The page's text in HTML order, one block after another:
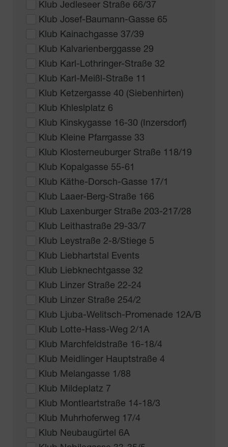
Klub Jedleseer Straße 66/37
Klub Josef-Baumann-Gasse 65
Klub Kainachgasse 37/39
Klub Kalvarienberggasse 29
Klub Karl-Lothringer-Straße 32
Klub Karl-Meißl-Straße 11
Klub Ketzergasse 40 (Siebenhirten)
Klub Khleslplatz 6
Klub Kinskygasse 16-30 (Inzersdorf)
Klub Kleine Pfarrgasse 33
Klub Klosterneuburger Straße 118/19
Klub Kopalgasse 55-61
Klub Käthe-Dorsch-Gasse 17/1
Klub Laaer-Berg-Straße 166
Klub Laxenburger Straße 203-217/28
Klub Leithastraße 29-33/7
Klub Leystraße 2-8/Stiege 5
Klub Liebhartstal Events
Klub Liebknechtgasse 32
Klub Linzer Straße 22-24
Klub Linzer Straße 254/2
Klub Ljuba-Welitsch-Promenade 12A/B
Klub Lotte-Hass-Weg 2/1A
Klub Marchfeldstraße 16-18/4
Klub Meidlinger Hauptstraße 4
Klub Melangasse 1/88
Klub Mildeplatz 7
Klub Montleartstraße 14-18/3
Klub Muhrhoferweg 17/4
Klub Neubaugürtel 6A